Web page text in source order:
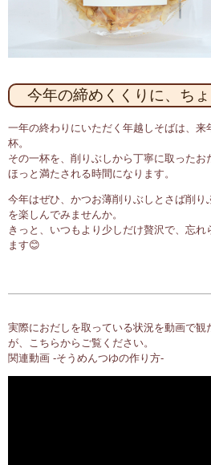
今年の締めくくりに、ち
一年の終わりにいただく年越しそばは、来
杯。
その一杯を、削りぶしから丁寧に取ったお
ほっと満たされる時間になります。
今年はぜひ、かつお薄削りぶしとさば削り
を楽しんでみませんか。
きっと、いつもより少しだけ贅沢で、忘
ます😊
実際におだしを取っている状況を動画で観
が、こちらからご覧ください。
関連動画 -そうめんつゆの作り方-